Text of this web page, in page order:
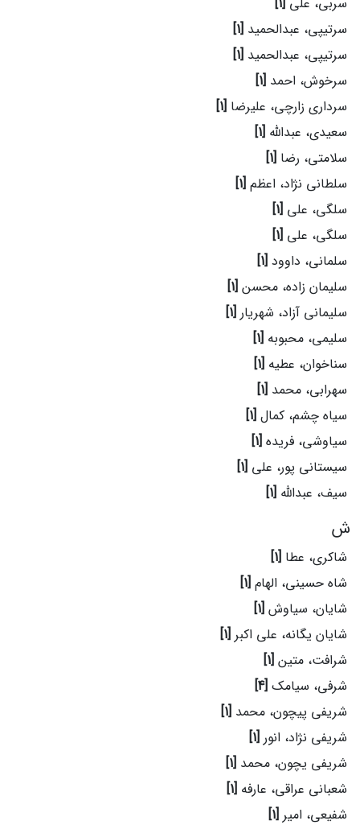
سرتیپی، عبدالحمید [1]
سرتیپی، عبدالحمید [1]
سرخوش، احمد [1]
سرداری زارچی، علیرضا [1]
سعیدی، عبدالله [1]
سلامتی، رضا [1]
سلطانی نژاد، اعظم [1]
سلگی، علی [1]
سلگی، علی [1]
سلمانی، داوود [1]
سلیمان زاده، محسن [1]
سلیمانی آزاد، شهریار [1]
سلیمی، محبوبه [1]
سناخوان، عطیه [1]
سهرابی، محمد [1]
سیاه چشم، کمال [1]
سیاوشی، فریده [1]
سیستانی پور، علی [1]
سیف، عبدالله [1]
ش
شاکری، عطا [1]
شاه حسینی، الهام [1]
شایان، سیاوش [1]
شایان یگانه، علی اکبر [1]
شرافت، متین [1]
شرفی، سیامک [4]
شریفی پیچون، محمد [1]
شریفی نژاد، انور [1]
شریفی یچون، محمد [1]
شعبانی عراقی، عارفه [1]
شفیعی، امیر [1]